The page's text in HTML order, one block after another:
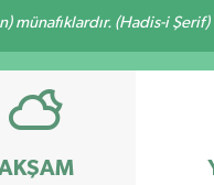
münafıklardır. (Hadis-i Şerif)